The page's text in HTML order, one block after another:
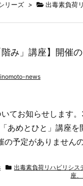
リーズ > 出毒素負荷
み」講座】開催
news
てお知らせします
あめとひと」講座を
の予定がありません
出毒素負荷リハビリシス
座